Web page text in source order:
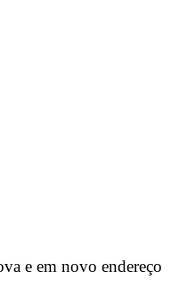
e em novo endereço